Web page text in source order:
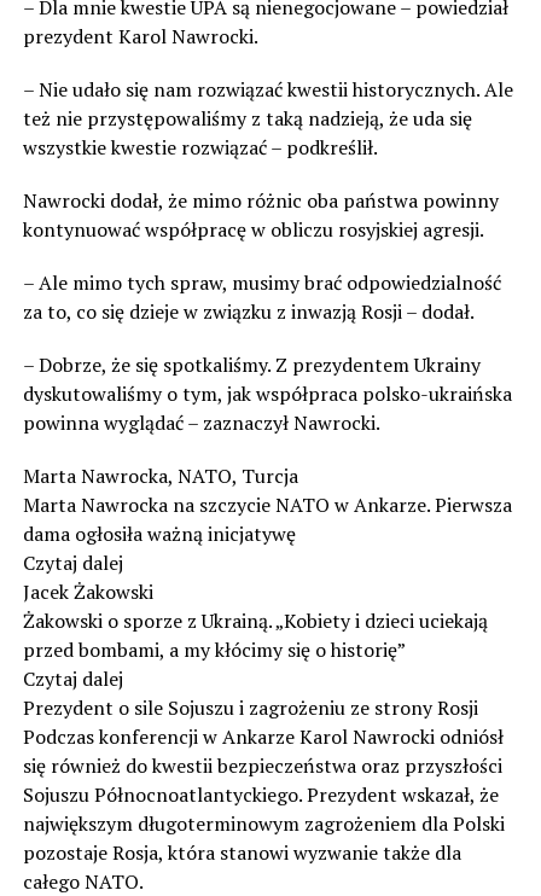
– Dla mnie kwestie UPA są nienegocjowane – powiedział
prezydent Karol Nawrocki.
– Nie udało się nam rozwiązać kwestii historycznych. Ale
też nie przystępowaliśmy z taką nadzieją, że uda się
wszystkie kwestie rozwiązać – podkreślił.
Nawrocki dodał, że mimo różnic oba państwa powinny
kontynuować współpracę w obliczu rosyjskiej agresji.
– Ale mimo tych spraw, musimy brać odpowiedzialność
za to, co się dzieje w związku z inwazją Rosji – dodał.
– Dobrze, że się spotkaliśmy. Z prezydentem Ukrainy
dyskutowaliśmy o tym, jak współpraca polsko-ukraińska
powinna wyglądać – zaznaczył Nawrocki.
Marta Nawrocka, NATO, Turcja
Marta Nawrocka na szczycie NATO w Ankarze. Pierwsza
dama ogłosiła ważną inicjatywę
Czytaj dalej
Jacek Żakowski
Żakowski o sporze z Ukrainą. „Kobiety i dzieci uciekają
przed bombami, a my kłócimy się o historię”
Czytaj dalej
Prezydent o sile Sojuszu i zagrożeniu ze strony Rosji
Podczas konferencji w Ankarze Karol Nawrocki odniósł
się również do kwestii bezpieczeństwa oraz przyszłości
Sojuszu Północnoatlantyckiego. Prezydent wskazał, że
największym długoterminowym zagrożeniem dla Polski
pozostaje Rosja, która stanowi wyzwanie także dla
całego NATO.